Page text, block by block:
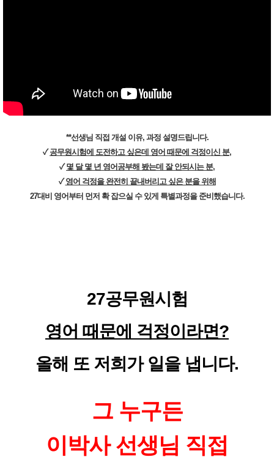
**선생님 직접 개설 이유, 과정 설명드립니다.
✓공무원시험에 도전하고 싶은데 영어 때문에 걱정이신 분,
✓몇 달 몇 년 영어공부해 봤는데 잘 안되시는 분,
✓영어 걱정을 완전히 끝내버리고 싶은 분을 위해
27대비 영어부터 먼저 확 잡으실 수 있게 특별과정을 준비했습니다.
27공무원시험
영어 때문에 걱정이라면?
올해 또 저희가 일을 냅니다.
그 누구든
이박사 선생님 직접